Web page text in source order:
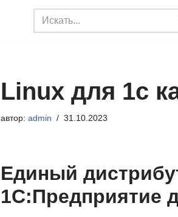
Linux для 1с
автор: admin 31.10.2023
Единый
1С:Предприятие